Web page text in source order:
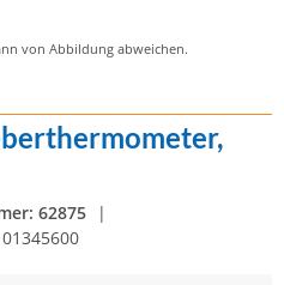
von Abbildung abweichen.
62875
01345600